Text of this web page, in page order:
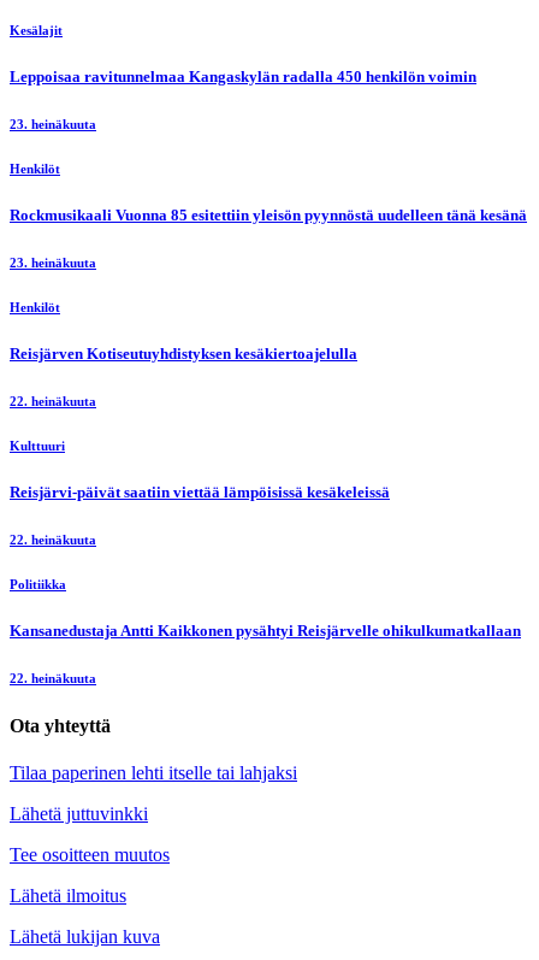
Kesälajit
Leppoisaa ravitunnelmaa Kangaskylän radalla 450 henkilön voimin
23. heinäkuuta
Henkilöt
Rockmusikaali Vuonna 85 esitettiin yleisön pyynnöstä uudelleen tänä kesänä
23. heinäkuuta
Henkilöt
Reisjärven Kotiseutuyhdistyksen kesäkiertoajelulla
22. heinäkuuta
Kulttuuri
Reisjärvi-päivät saatiin viettää lämpöisissä kesäkeleissä
22. heinäkuuta
Politiikka
Kansanedustaja Antti Kaikkonen pysähtyi Reisjärvelle ohikulkumatkallaan
22. heinäkuuta
Ota yhteyttä
Tilaa paperinen lehti itselle tai lahjaksi
Lähetä juttuvinkki
Tee osoitteen muutos
Lähetä ilmoitus
Lähetä lukijan kuva